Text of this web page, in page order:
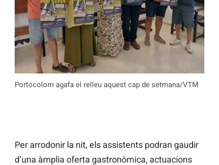
Portocolom agafa el relleu aquest cap de setmana/VTM
Per arrodonir la nit, els assistents podran gaudir
d’una àmplia oferta gastronòmica, actuacions